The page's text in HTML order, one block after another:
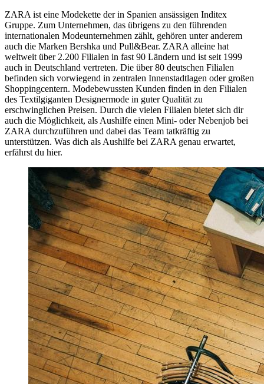
ZARA ist eine Modekette der in Spanien ansässigen Inditex
Gruppe. Zum Unternehmen, das übrigens zu den führenden
internationalen Modeunternehmen zählt, gehören unter anderem
auch die Marken Bershka und Pull&Bear. ZARA alleine hat
weltweit über 2.200 Filialen in fast 90 Ländern und ist seit 1999
auch in Deutschland vertreten. Die über 80 deutschen Filialen
befinden sich vorwiegend in zentralen Innenstadtlagen oder großen
Shoppingcentern. Modebewussten Kunden finden in den Filialen
des Textilgiganten Designermode in guter Qualität zu
erschwinglichen Preisen. Durch die vielen Filialen bietet sich dir
auch die Möglichkeit, als Aushilfe einen Mini- oderNebenjob bei
ZARA durchzuführen und dabei das Team tatkräftig zu
unterstützen. Was dich als Aushilfe bei ZARA genau erwartet,
erfährst du hier.